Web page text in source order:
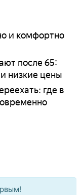
и комфортно
после 65:
низкие цены
где в